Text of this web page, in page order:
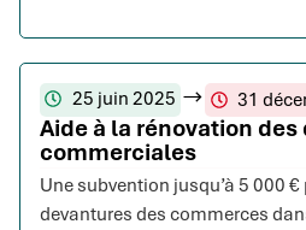
25 juin 2025 31
Aide à la rénovation
commerciales
Une subvention jusqu’à 5 000 €
devantures des commerces